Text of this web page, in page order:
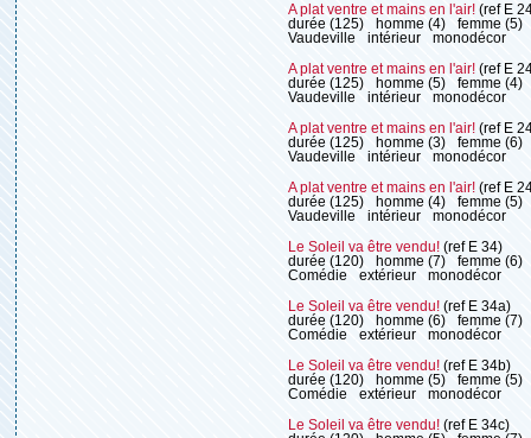
A plat ventre et mains en l'air! (ref E
durée (125)
homme (4)
femme (5)
Vaudeville
intérieur monodécor
A plat ventre et mains en l'air! (ref E
durée (125)
homme (5)
femme (4)
Vaudeville
intérieur monodécor
A plat ventre et mains en l'air! (ref E
durée (125)
homme (3)
femme (6)
Vaudeville
intérieur monodécor
A plat ventre et mains en l'air! (ref E
durée (125)
homme (4)
femme (5)
Vaudeville
intérieur monodécor
Le Soleil va être vendu! (ref E 34)
durée (120)
homme (7)
femme (6)
Comédie
extérieur monodécor
Le Soleil va être vendu! (ref E 34a)
durée (120)
homme (6)
femme (7)
Comédie
extérieur monodécor
Le Soleil va être vendu! (ref E 34b)
durée (120)
homme (5)
femme (5)
Comédie
extérieur monodécor
Le Soleil va être vendu! (ref E 34c)